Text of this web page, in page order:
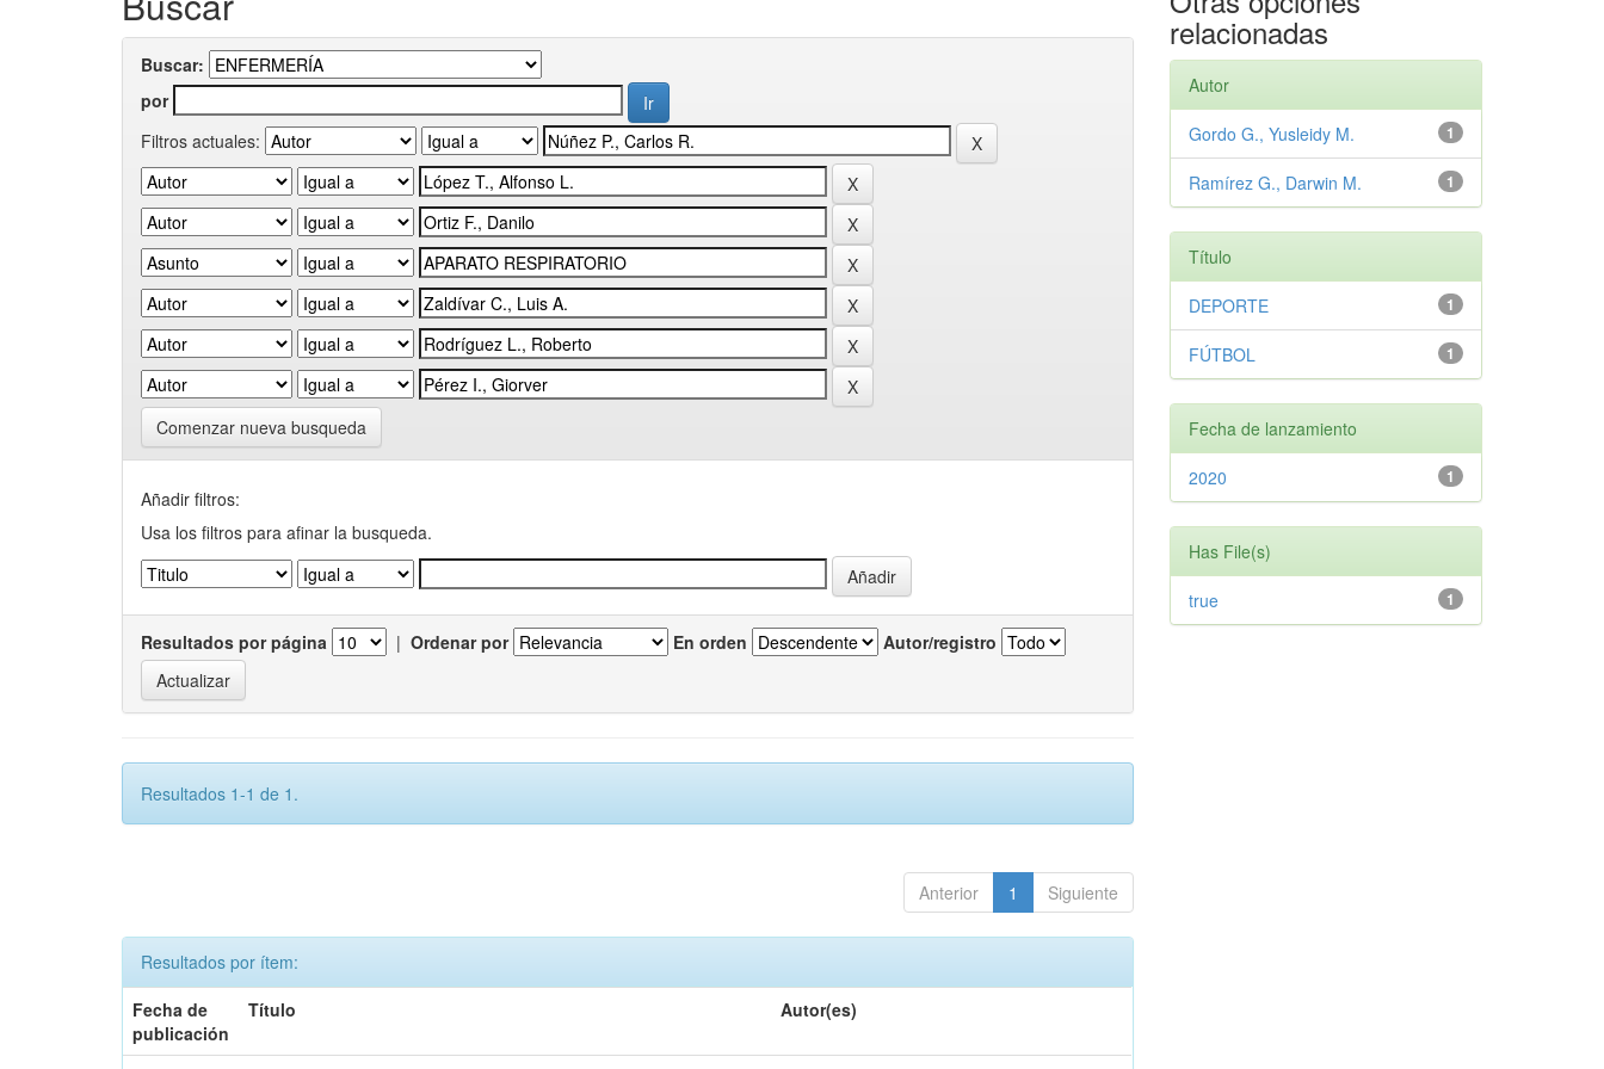
Buscar:
por
Filtros actuales:
Comenzar nueva busqueda
Añadir filtros:
Usa los filtros para afinar la busqueda.
Resultados por página | Ordenar por En orden Autor/registro
Resultados 1-1 de 1.
Anterior 1 Siguiente
Resultados por ítem:
Fecha de
publicación
Título Autor(es)
relacionadas
Autor
1
Gordo G., Yusleidy M.
1
Ramírez G., Darwin M.
Título
1
DEPORTE
1
FÚTBOL
Fecha de lanzamiento
1
2020
Has File(s)
1
true